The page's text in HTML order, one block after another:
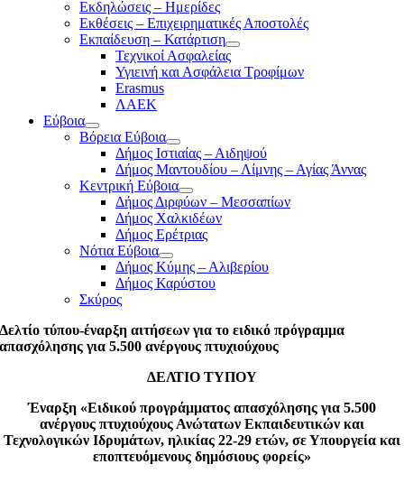
Εκδηλώσεις – Ημερίδες
Εκθέσεις – Επιχειρηματικές Αποστολές
Εκπαίδευση – Κατάρτιση
Τεχνικοί Ασφαλείας
Υγιεινή και Ασφάλεια Τροφίμων
Erasmus
ΛΑΕΚ
Εύβοια
Βόρεια Εύβοια
Δήμος Ιστιαίας – Αιδηψού
Δήμος Μαντουδίου – Λίμνης – Αγίας Άννας
Κεντρική Εύβοια
Δήμος Διρφύων – Μεσσαπίων
Δήμος Χαλκιδέων
Δήμος Ερέτριας
Νότια Εύβοια
Δήμος Κύμης – Αλιβερίου
Δήμος Καρύστου
Σκύρος
Δελτίο τύπου-έναρξη αιτήσεων για το ειδικό πρόγραμμα
απασχόλησης για 5.500 ανέργους πτυχιούχους
ΔΕΛΤΙΟ ΤΥΠΟΥ
Έναρξη «Ειδικού προγράμματος απασχόλησης για 5.500
ανέργους πτυχιούχους Ανώτατων Εκπαιδευτικών και
Τεχνολογικών Ιδρυμάτων, ηλικίας 22-29 ετών, σε Υπουργεία και
εποπτευόμενους δημόσιους φορείς»